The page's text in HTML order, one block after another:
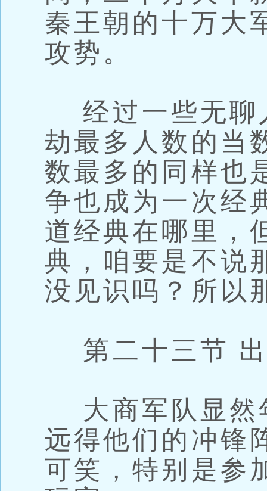
秦王朝的十万大
攻势。
经过一些无聊
劫最多人数的当
数最多的同样也
争也成为一次经
道经典在哪里，
典，咱要是不说
没见识吗？所以
第二十三节
大商军队显然
远得他们的冲锋
可笑，特别是参